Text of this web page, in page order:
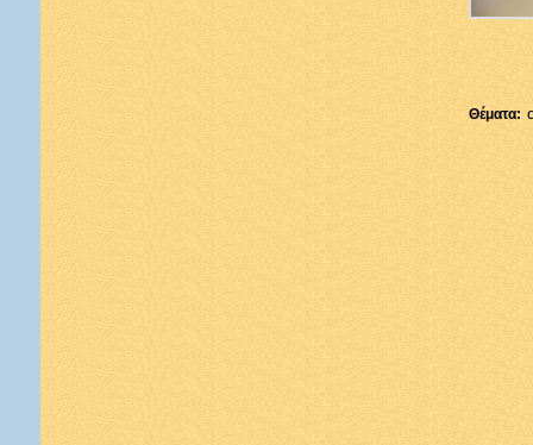
Θέματα: